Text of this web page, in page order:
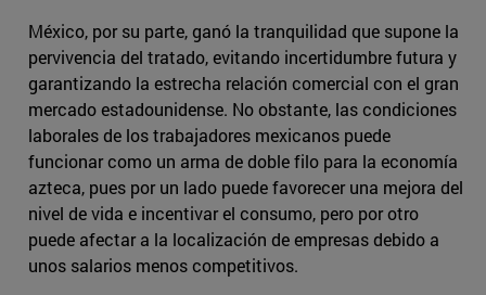
México, por su parte, ganó la tranquilidad que supone la
pervivencia del tratado, evitando incertidumbre futura y
garantizando la estrecha relación comercial con el gran
mercado estadounidense. No obstante, las condiciones
laborales de los trabajadores mexicanos puede
funcionar como un arma de doble filo para la economía
azteca, pues por un lado puede favorecer una mejora del
nivel de vida e incentivar el consumo, pero por otro
puede afectar a la localización de empresas debido a
unos salarios menos competitivos.